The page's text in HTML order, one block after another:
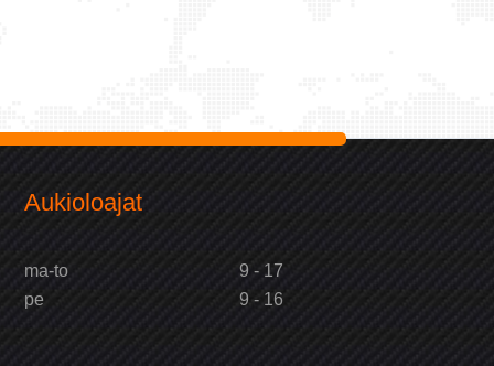
Aukioloajat
ma-to
9 - 17
pe
9 - 16